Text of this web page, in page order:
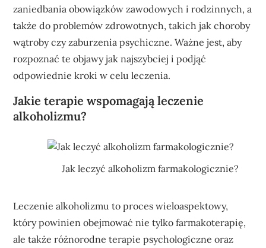
zaniedbania obowiązków zawodowych i rodzinnych, a
także do problemów zdrowotnych, takich jak choroby
wątroby czy zaburzenia psychiczne. Ważne jest, aby
rozpoznać te objawy jak najszybciej i podjąć
odpowiednie kroki w celu leczenia.
Jakie terapie wspomagają leczenie
alkoholizmu?
Jak leczyć alkoholizm farmakologicznie?
Leczenie alkoholizmu to proces wieloaspektowy,
który powinien obejmować nie tylko farmakoterapię,
ale także różnorodne terapie psychologiczne oraz